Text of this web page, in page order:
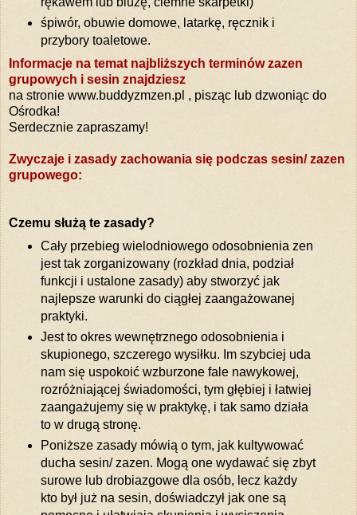
śpiwór, obuwie domowe, latarkę, ręcznik i
przybory toaletowe.
Informacje na temat najbliższych terminów zazen
grupowych i sesin znajdziesz
na stronie www.buddyzmzen.pl , pisząc lub dzwoniąc do
Ośrodka!
Serdecznie zapraszamy!
Zwyczaje i zasady zachowania się podczas sesin/ zazen
grupowego:
Czemu służą te zasady?
Cały przebieg wielodniowego odosobnienia zen
jest tak zorganizowany (rozkład dnia, podział
funkcji i ustalone zasady) aby stworzyć jak
najlepsze warunki do ciągłej zaangażowanej
praktyki.
Jest to okres wewnętrznego odosobnienia i
skupionego, szczerego wysiłku. Im szybciej uda
nam się uspokoić wzburzone fale nawykowej,
rozróżniającej świadomości, tym głębiej i łatwiej
zaangażujemy się w praktykę, i tak samo działa
to w drugą stronę.
Poniższe zasady mówią o tym, jak kultywować
ducha sesin/ zazen. Mogą one wydawać się zbyt
surowe lub drobiazgowe dla osób, lecz każdy
kto był już na sesin, doświadczył jak one są